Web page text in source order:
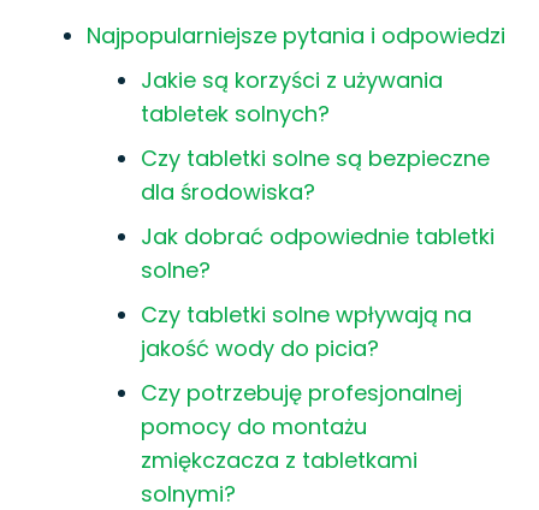
Najpopularniejsze pytania i odpowiedzi
Jakie są korzyści z używania
tabletek solnych?
Czy tabletki solne są bezpieczne
dla środowiska?
Jak dobrać odpowiednie tabletki
solne?
Czy tabletki solne wpływają na
jakość wody do picia?
Czy potrzebuję profesjonalnej
pomocy do montażu
zmiękczacza z tabletkami
solnymi?